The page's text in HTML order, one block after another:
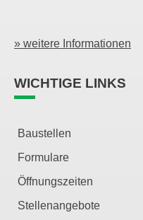
» weitere Informationen
WICHTIGE LINKS
Baustellen
Formulare
Öffnungszeiten
Stellenangebote